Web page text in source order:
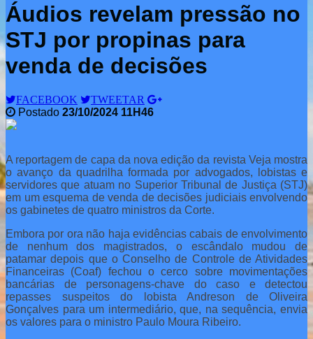
Áudios revelam pressão no
STJ por propinas para
venda de decisões
FACEBOOK
TWEETAR
Postado 23/10/2024 11H46
A reportagem de capa da nova edição da revista Veja mostra
o avanço da quadrilha formada por advogados, lobistas e
servidores que atuam no Superior Tribunal de Justiça (STJ)
em um esquema de venda de decisões judiciais envolvendo
os gabinetes de quatro ministros da Corte.
Embora por ora não haja evidências cabais de envolvimento
de nenhum dos magistrados, o escândalo mudou de
patamar depois que o Conselho de Controle de Atividades
Financeiras (Coaf) fechou o cerco sobre movimentações
bancárias de personagens-chave do caso e detectou
repasses suspeitos do lobista Andreson de Oliveira
Gonçalves para um intermediário, que, na sequência, envia
os valores para o ministro Paulo Moura Ribeiro.